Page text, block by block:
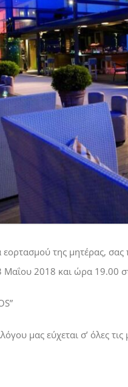
της μητέρας, σας
Μαΐου 2018 και ώρα 19.00
μας εύχεται σ’ όλες τις